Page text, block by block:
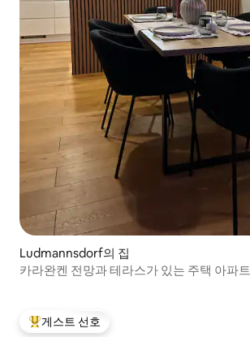
Ludmannsdorf의 집
카라완켄 전망과 테라스가 있는 주택 아파트
상위 게스트 선호
게스트 선호